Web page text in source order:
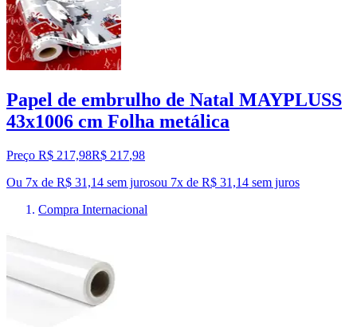
Papel de embrulho de Natal MAYPLUSS
43x1006 cm Folha metálica
Preço R$ 217,98R$ 217,98
Ou 7x de R$ 31,14 sem jurosou 7x de R$ 31,14 sem juros
Compra Internacional